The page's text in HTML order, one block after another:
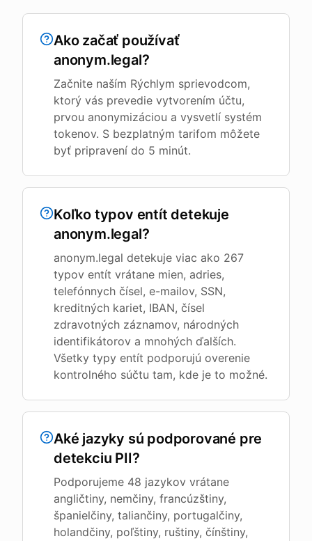
Ako začať používať
anonym.legal?
Začnite naším Rýchlym sprievodcom,
ktorý vás prevedie vytvorením účtu,
prvou anonymizáciou a vysvetlí systém
tokenov. S bezplatným tarifom môžete
byť pripravení do 5 minút.
Koľko typov entít detekuje
anonym.legal?
anonym.legal detekuje viac ako 267
typov entít vrátane mien, adries,
telefónnych čísel, e-mailov, SSN,
kreditných kariet, IBAN, čísel
zdravotných záznamov, národných
identifikátorov a mnohých ďalších.
Všetky typy entít podporujú overenie
kontrolného súčtu tam, kde je to možné.
Aké jazyky sú podporované pre
detekciu PII?
Podporujeme 48 jazykov vrátane
angličtiny, nemčiny, francúzštiny,
španielčiny, taliančiny, portugalčiny,
holandčiny, poľštiny, ruštiny, čínštiny,